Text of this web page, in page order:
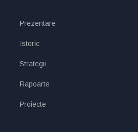
Prezentare
Istoric
Strategii
Rapoarte
Proiecte